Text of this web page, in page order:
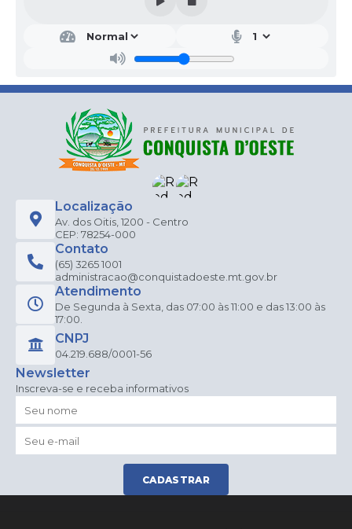
Localização
Av. dos Oitis, 1200 - Centro
CEP: 78254-000
Contato
(65) 3265 1001
administracao@conquistadoeste.mt.gov.br
Atendimento
De Segunda à Sexta, das 07:00 às 11:00 e das 13:00 às
17:00.
CNPJ
04.219.688/0001-56
Newsletter
Inscreva-se e receba informativos
CADASTRAR